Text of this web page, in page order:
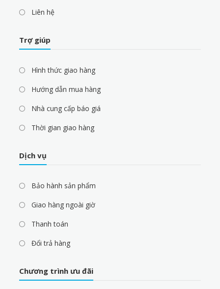
Liên hệ
Trợ giúp
Hình thức giao hàng
Hướng dẫn mua hàng
Nhà cung cấp báo giá
Thời gian giao hàng
Dịch vụ
Bảo hành sản phẩm
Giao hàng ngoài giờ
Thanh toán
Đổi trả hàng
Chương trình ưu đãi